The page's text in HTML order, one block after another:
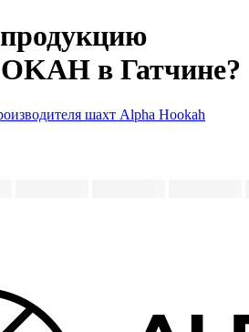
в Гатчине?